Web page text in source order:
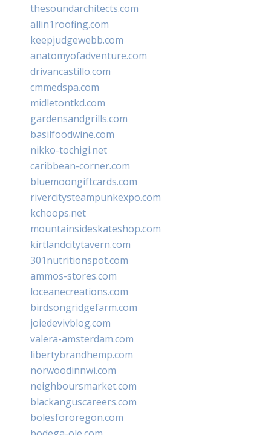
thesoundarchitects.com
allin1roofing.com
keepjudgewebb.com
anatomyofadventure.com
drivancastillo.com
cmmedspa.com
midletontkd.com
gardensandgrills.com
basilfoodwine.com
nikko-tochigi.net
caribbean-corner.com
bluemoongiftcards.com
rivercitysteampunkexpo.com
kchoops.net
mountainsideskateshop.com
kirtlandcitytavern.com
301nutritionspot.com
ammos-stores.com
loceanecreations.com
birdsongridgefarm.com
joiedevivblog.com
valera-amsterdam.com
libertybrandhemp.com
norwoodinnwi.com
neighboursmarket.com
blackanguscareers.com
bolesfororegon.com